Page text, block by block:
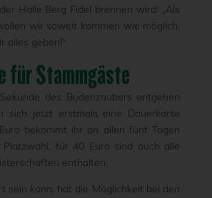
Halle Berg Fidel brennen wird: „Als
wir soweit kommen wie möglich.
alles geben!“
für Stammgäste
des Budenzaubers entgehen
sich jetzt erstmals eine Dauerkarte
bekommt ihr an allen fünf Tagen
für 40 Euro sind auch alle
enthalten.
sein kann, hat die Möglichkeit bei den